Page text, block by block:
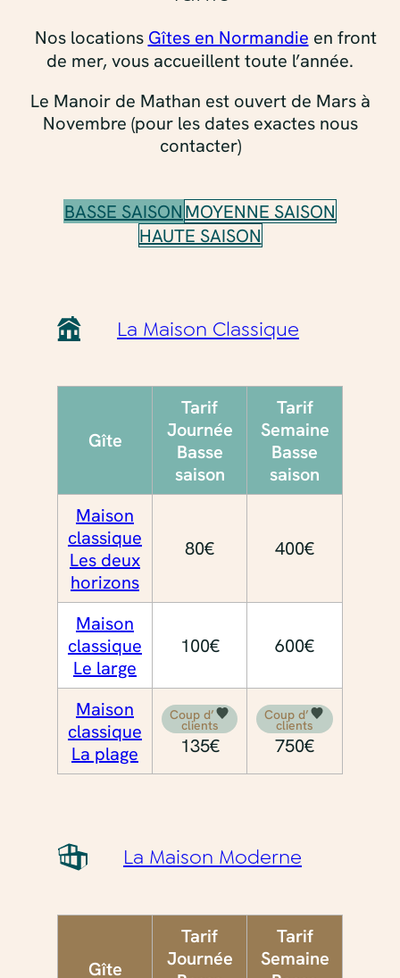
Nos locations Gîtes en Normandie en front
de mer, vous accueillent toute l’année.
Le Manoir de Mathan est ouvert de Mars à
Novembre (pour les dates exactes nous
contacter)
BASSE SAISON MOYENNE SAISON
HAUTE SAISON
La Maison Classique
Gîte
Tarif
Journée
Basse
saison
Tarif
Semaine
Basse
saison
Maison
classique
Les deux
horizons
80€ 400€
Maison
classique
Le large
100€ 600€
Maison
classique
La plage
Coup d’
clients
135€
Coup d’
clients
750€
La Maison Moderne
Gîte
Tarif
Journée
Tarif
Semaine